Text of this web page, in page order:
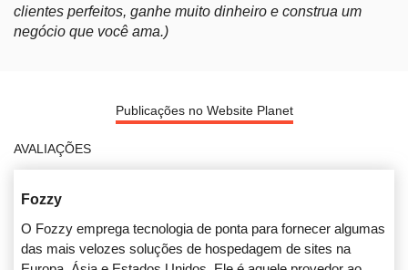
clientes perfeitos, ganhe muito dinheiro e construa um
negócio que você ama.)
Publicações no Website Planet
AVALIAÇÕES
Fozzy
O Fozzy emprega tecnologia de ponta para fornecer algumas
das mais velozes soluções de hospedagem de sites na